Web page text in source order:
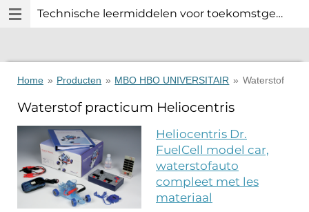
Ga
direct
de
hoofdinhoud
Technische leermiddelen voor toekomstgericht technisch onderwijs.
Home » Producten » MBO HBO UNIVERSITAIR » Waterstof
Waterstof practicum Heliocentris
Heliocentris Dr.
FuelCell model car,
waterstofauto
compleet met les
materiaal